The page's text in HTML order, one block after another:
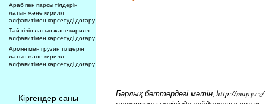
Араб пен парсы тілдерін
латын және кирилл
алфавитімен көрсетуді доғару
Тай тілін латын және кирилл
алфавитімен көрсетуді доғару
Армян мен грузин тілдерін
латын және кирилл
алфавитімен көрсетуді доғару
Кіргендер саны
Барлық беттердегі мәтін, http://